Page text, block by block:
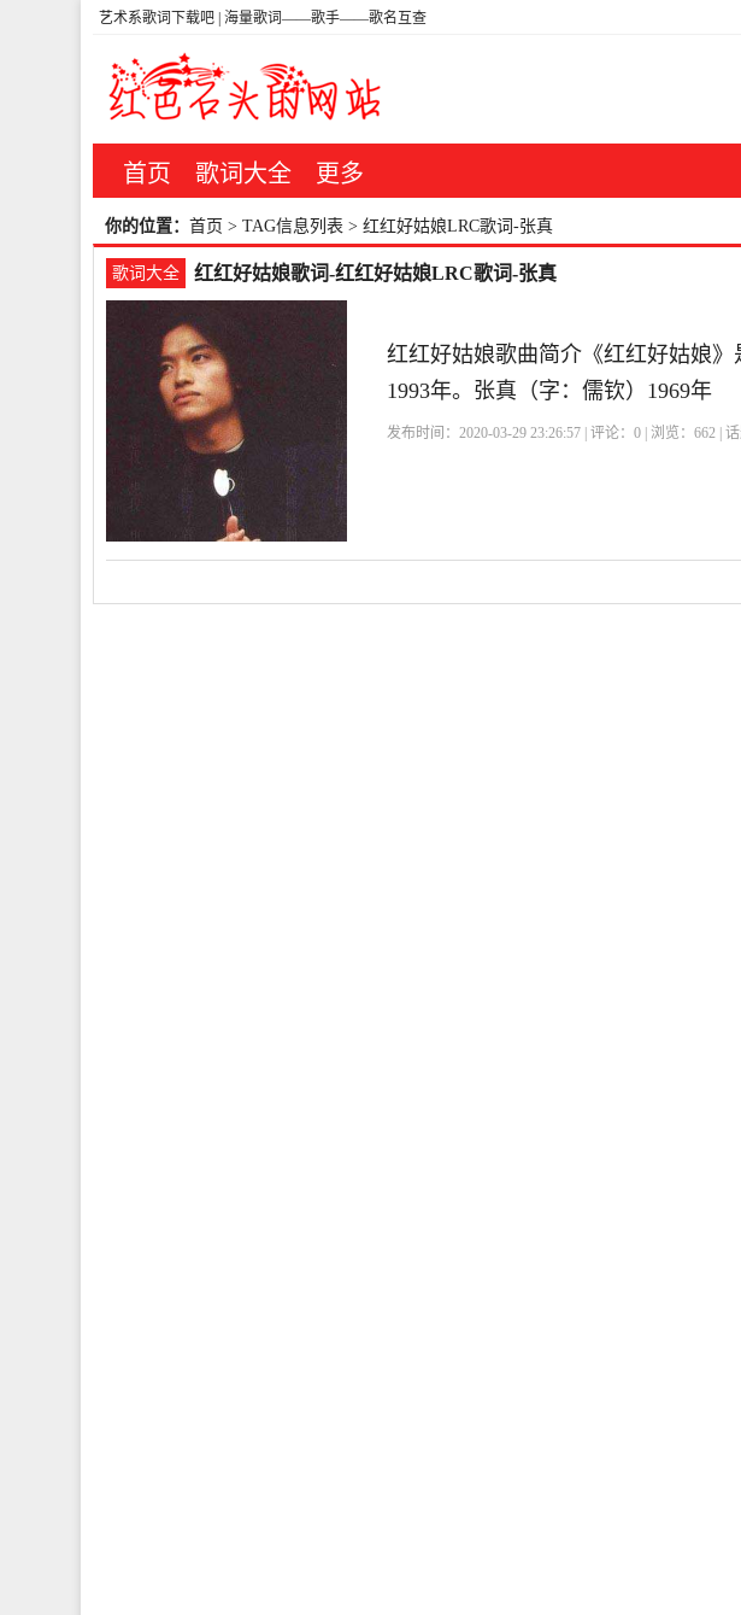
艺术系歌词下载吧 | 海量歌词——歌手——歌名互查
首页 歌词大全 更多
你的位置： 首页 > TAG信息列表 > 红红好姑娘LRC歌词-张真
歌词大全 红红好姑娘歌词-红红好姑娘LRC歌词-张真
红红好姑娘歌曲简介《红红好姑娘
1993年。张真（字：儒钦）1969年
发布时间：2020-03-29 23:26:57 | 评论：0 | 浏览：662 |